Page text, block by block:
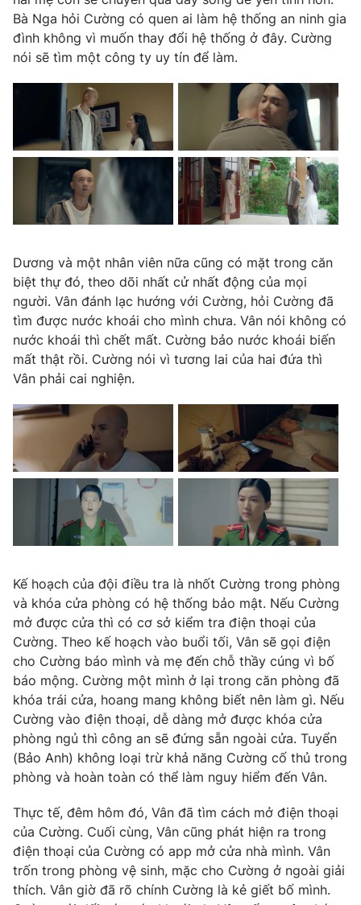
Liên hệ quảng cáo:024-7300.7108
thuận bằng văn bản. Ghi rõ nguồn VTV.vn khi phát hành lại
thông tin từ website này.
Bà Nga hỏi Cường có quen ai làm hệ thống an ninh gia
đình không vì muốn thay đổi hệ thống ở đây. Cường
nói sẽ tìm một công ty uy tín để làm.
Dương và một nhân viên nữa cũng có mặt trong căn
biệt thự đó, theo dõi nhất cử nhất động của mọi
người. Vân đánh lạc hướng với Cường, hỏi Cường đã
tìm được nước khoái cho mình chưa. Vân nói không có
nước khoái thì chết mất. Cường bảo nước khoái biến
mất thật rồi. Cường nói vì tương lai của hai đứa thì
Vân phải cai nghiện.
Kế hoạch của đội điều tra là nhốt Cường trong phòng
và khóa cửa phòng có hệ thống bảo mật. Nếu Cường
mở được cửa thì có cơ sở kiểm tra điện thoại của
Cường. Theo kế hoạch vào buổi tối, Vân sẽ gọi điện
cho Cường báo mình và mẹ đến chỗ thầy cúng vì bố
báo mộng. Cường một mình ở lại trong căn phòng đã
khóa trái cửa, hoang mang không biết nên làm gì. Nếu
Cường vào điện thoại, dễ dàng mở được khóa cửa
phòng ngủ thì công an sẽ đứng sẵn ngoài cửa. Tuyển
(Bảo Anh) không loại trừ khả năng Cường cố thủ trong
phòng và hoàn toàn có thể làm nguy hiểm đến Vân.
Thực tế, đêm hôm đó, Vân đã tìm cách mở điện thoại
của Cường. Cuối cùng, Vân cũng phát hiện ra trong
điện thoại của Cường có app mở cửa nhà mình. Vân
trốn trong phòng vệ sinh, mặc cho Cường ở ngoài giải
thích. Vân giờ đã rõ chính Cường là kẻ giết bố mình.